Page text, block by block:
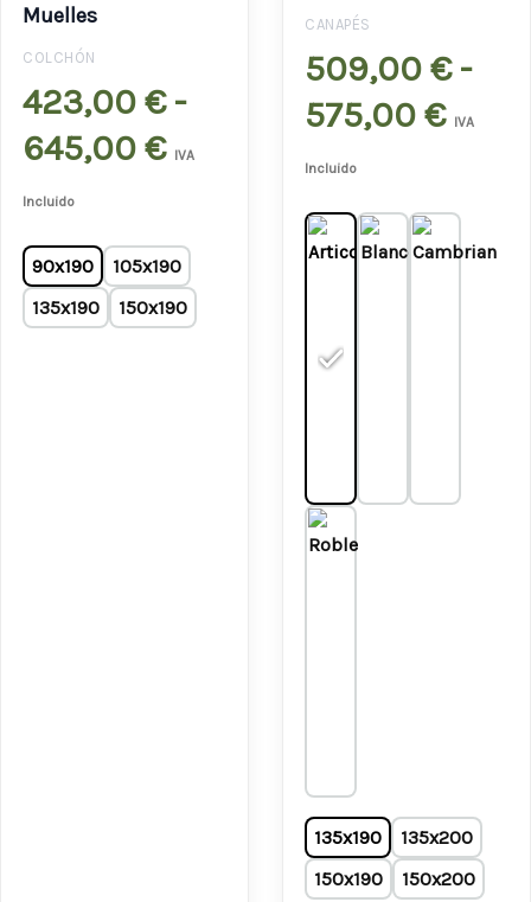
Muelles
COLCHÓN
423,00€ -
645,00€
423,00 €
hasta
645,00 €
IVA
Incluido
90x190
105x190
135x190
150x190
CANAPÉS
509,00€ -
575,00€ IVA
Incluido
135x190
135x200
150x190
150x200